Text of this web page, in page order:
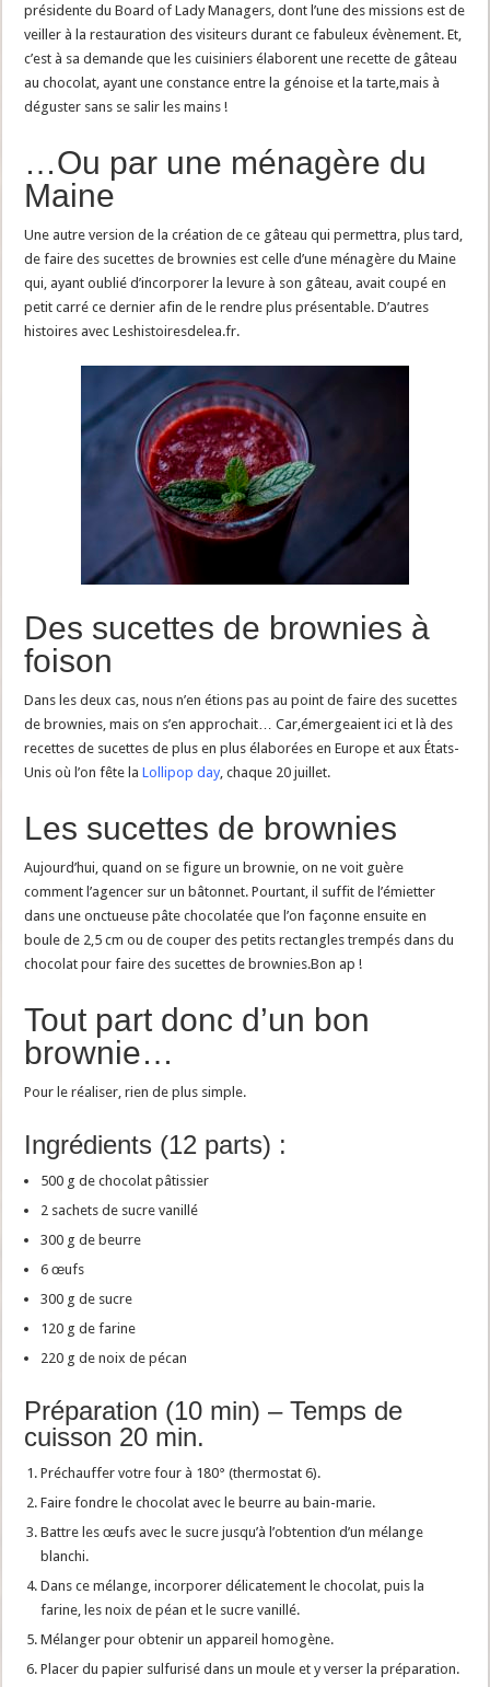
présidente du Board of Lady Managers, dont l’une des missions est de
veiller à la restauration des visiteurs durant ce fabuleux évènement. Et,
c’est à sa demande que les cuisiniers élaborent une recette de gâteau
au chocolat, ayant une constance entre la génoise et la tarte,mais à
déguster sans se salir les mains !
…Ou par une ménagère du
Maine
Une autre version de la création de ce gâteau qui permettra, plus tard,
de faire des sucettes de brownies est celle d’une ménagère du Maine
qui, ayant oublié d’incorporer la levure à son gâteau, avait coupé en
petit carré ce dernier afin de le rendre plus présentable. D’autres
histoires avec Leshistoiresdelea.fr.
Des sucettes de brownies à
foison
Dans les deux cas, nous n’en étions pas au point de faire des sucettes
de brownies, mais on s’en approchait… Car,émergeaient ici et là des
recettes de sucettes de plus en plus élaborées en Europe et aux États-
Unis où l’on fête laLollipop day, chaque 20 juillet.
Les sucettes de brownies
Aujourd’hui, quand on se figure un brownie, on ne voit guère
comment l’agencer sur un bâtonnet. Pourtant, il suffit de l’émietter
dans une onctueuse pâte chocolatée que l’on façonne ensuite en
boule de 2,5 cm ou de couper des petits rectangles trempés dans du
chocolat pour faire des sucettes de brownies.Bon ap !
Tout part donc d’un bon
brownie…
Pour le réaliser, rien de plus simple.
Ingrédients (12 parts) :
500 g de chocolat pâtissier
2 sachets de sucre vanillé
300 g de beurre
6 œufs
300 g de sucre
120 g de farine
220 g de noix de pécan
Préparation (10 min) – Temps de
cuisson 20 min.
Préchauffer votre four à 180° (thermostat 6).
Faire fondre le chocolat avec le beurre au bain-marie.
Battre les œufs avec le sucre jusqu’à l’obtention d’un mélange
blanchi.
Dans ce mélange, incorporer délicatement le chocolat, puis la
farine, les noix de péan et le sucre vanillé.
Mélanger pour obtenir un appareil homogène.
Placer du papier sulfurisé dans un moule et y verser la préparation.